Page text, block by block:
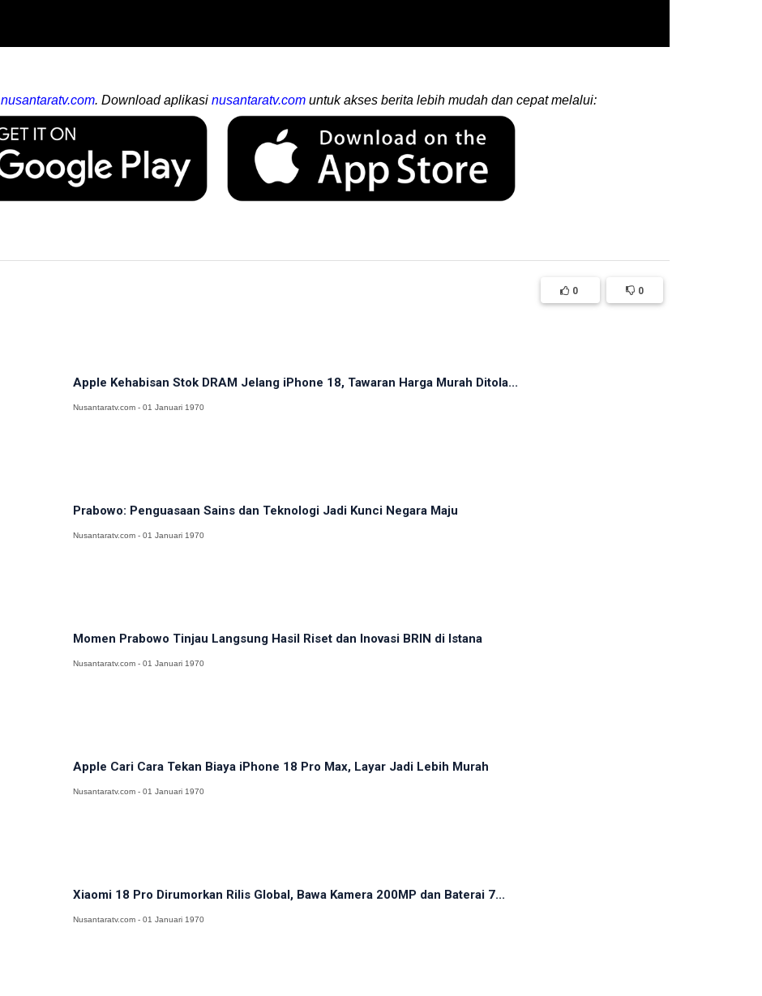
nusantaratv.com. Download aplikasi nusantaratv.com untuk akses berita lebih mudah dan cepat melalui:
0 0
Apple Kehabisan Stok DRAM Jelang iPhone 18, Tawaran Harga Murah Ditola...
Nusantaratv.com - 01 Januari 1970
Prabowo: Penguasaan Sains dan Teknologi Jadi Kunci Negara Maju
Nusantaratv.com - 01 Januari 1970
Momen Prabowo Tinjau Langsung Hasil Riset dan Inovasi BRIN di Istana
Nusantaratv.com - 01 Januari 1970
Apple Cari Cara Tekan Biaya iPhone 18 Pro Max, Layar Jadi Lebih Murah
Nusantaratv.com - 01 Januari 1970
Xiaomi 18 Pro Dirumorkan Rilis Global, Bawa Kamera 200MP dan Baterai 7...
Nusantaratv.com - 01 Januari 1970